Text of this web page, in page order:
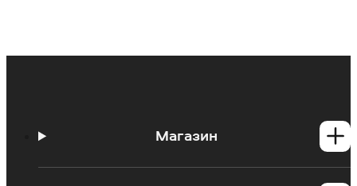
Магазин